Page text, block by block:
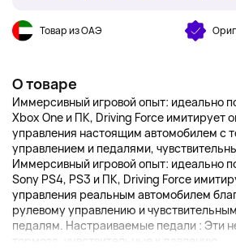
Товар из ОАЭ
О товаре
Иммерсивный игровой опыт: идеально
Xbox One и ПК, Driving Force имитирует
управления настоящим автомобилем с
управлением и педалями,
Иммерсивный игровой опыт: идеально
Sony PS4, PS3 и ПК, Driving Force
управления реальным автомобилем
рулевому управлению и
педалям. Настраиваемые педали : Эти
тормоза, чувствительные к давлению...